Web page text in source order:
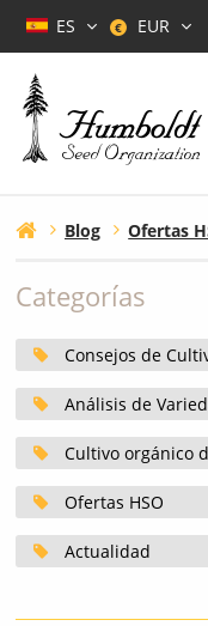
ES € EUR
Blog Ofertas
Categorías
Consejos de
Análisis de
Cultivo orgánico
Ofertas HSO
Actualidad